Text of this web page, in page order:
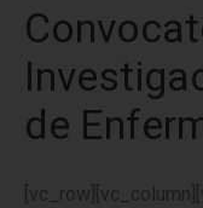
de